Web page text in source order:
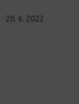
· 20. 6. 2022